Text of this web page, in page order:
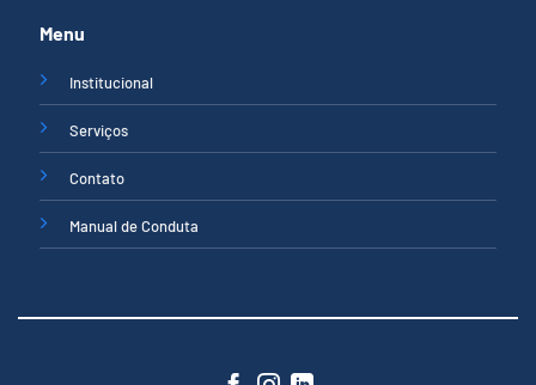
Menu
Institucional
Serviços
Contato
Manual de Conduta